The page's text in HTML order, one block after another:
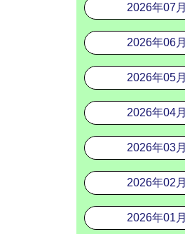
2026年07月
2026年06月
2026年05月
2026年04月
2026年03月
2026年02月
2026年01月